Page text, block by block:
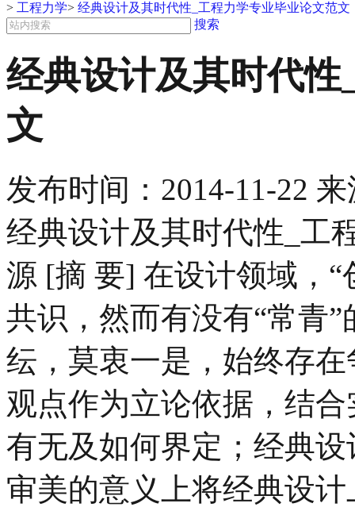
> 工程力学> 经典设计及其时代性_工程力学专业毕业论文范文
搜索
经典设计及其时代
文
发布时间： 2014-11-22 来
经典设计及其时代性_工
源 [摘 要] 在设计领域，
共识，然而有没有“常青
纭，莫衷一是，始终存
观点作为立论依据，结
有无及如何界定；经典
审美的意义上将经典设